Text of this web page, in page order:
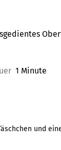
1 Minute
und